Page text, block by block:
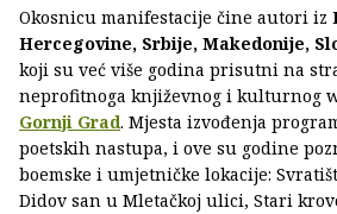
Okosnicu manifestacije čine autori iz
Hercegovine, Srbije, Makedonije,
koji su već više godina prisutni na
neprofitnoga književnog i kulturnog
Gornji Grad. Mjesta izvođenja
poetskih nastupa, i ove su godine
boemske i umjetničke lokacije:
Didov san u Mletačkoj ulici, Stari